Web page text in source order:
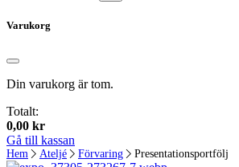
Varukorg
Din varukorg är tom.
Totalt:
0,00 kr
Gå till kassan
Hem Ateljé Förvaring Presentationsportfölj